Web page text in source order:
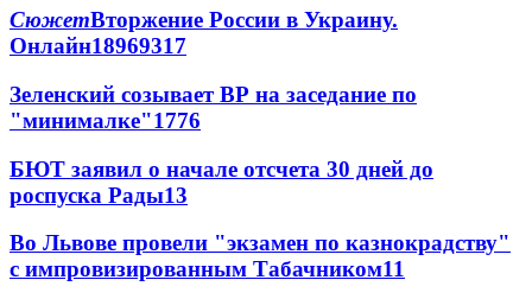
СюжетВторжение России в Украину.
Онлайн18969317
Зеленский созывает ВР на заседание по
"минималке"1776
БЮТ заявил о начале отсчета 30 дней до
роспуска Рады13
Во Львове провели "экзамен по казнокрадству"
с импровизированным Табачником11